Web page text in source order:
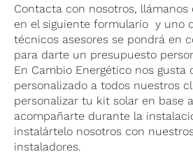
Contacta con nosotros,
en el siguiente formulario y uno
técnicos asesores se pondrá en
para darte un presupuesto
En Cambio Energético nos
personalizado a todos nuestros
personalizar tu kit solar en base
acompañarte durante la
instalártelo nosotros con
instaladores.